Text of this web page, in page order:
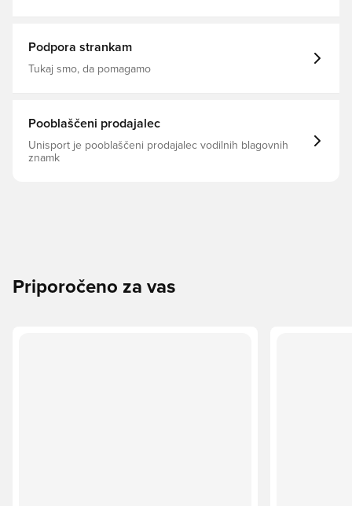
Podpora strankam
Tukaj smo, da pomagamo
Pooblaščeni prodajalec
Unisport je pooblaščeni prodajalec vodilnih blagovnih
znamk
Priporočeno za vas